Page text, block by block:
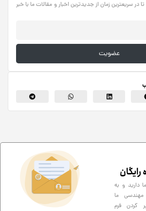
در سریعترین زمان از جدیدترین اخبار و مقالات ما با خبر
عضویت
دارید و به
مهندسی ما
کردن فرم